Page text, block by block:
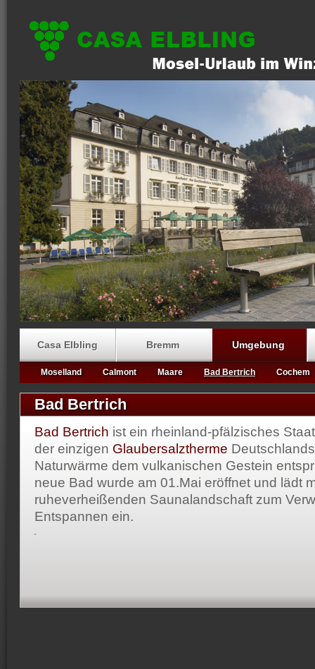
Casa Elbling Bremm Umgebung
Moselland Calmont Maare Bad Bertrich Cochem
Bad Bertrich
Bad Bertrich ist ein rheinland-pfälzisches
der einzigen Glaubersalztherme
Naturwärme dem vulkanischen Gestein
neue Bad wurde am 01.Mai eröffnet und lädt
ruheverheißenden Saunalandschaft zum
Entspannen ein.